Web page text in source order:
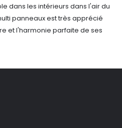
dans les intérieurs dans l'air du
panneaux est très apprécié
et l'harmonie parfaite de ses